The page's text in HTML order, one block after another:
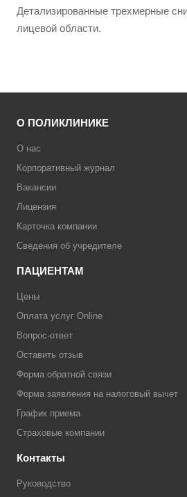
Детализированные трехмерные
лицевой области.
О ПОЛИКЛИНИКЕ
О нас
Корпоративный журнал
Вакансии
Лицензия
Карточка компании
Сведения об учредителе
ПАЦИЕНТАМ
Цены
Оплата услуг Online
Вопрос-ответ
Оставить отзыв
Форма обратной связи
Форма заявления на налоговый вычет
График приема
Страховые компании
Контакты
Руководство